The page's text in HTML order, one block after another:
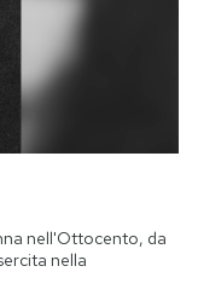
nell'Ottocento, da
nella